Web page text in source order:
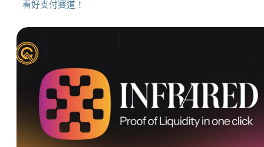
看好支付賽道！